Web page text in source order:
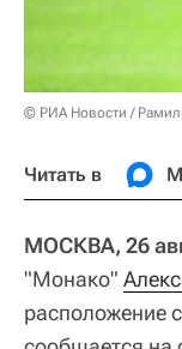
© РИА Новости /
Читать в
МОСКВА, 26
"Монако"
расположение